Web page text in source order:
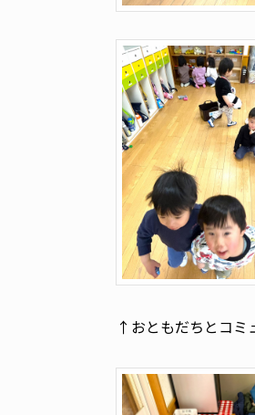
↑おともだちとコミ